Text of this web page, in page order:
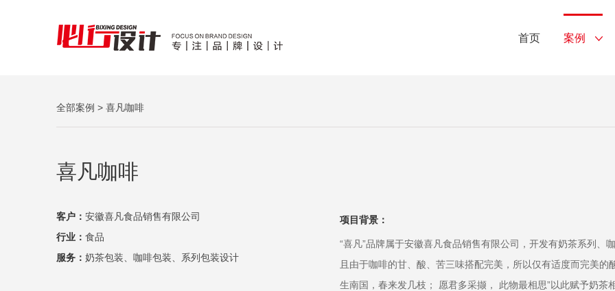
首页 案例
全部案例 > 喜凡咖啡
喜凡咖啡
客户： 安徽喜凡食品销售有限公司
行业： 食品
服务： 奶茶包装、咖啡包装、系列包装设计
项目背景：
“喜凡”品牌属于安徽喜凡食品销售有限公司，开发有奶茶系列
且由于咖啡的甘、酸、苦三味搭配完美，所以仅有适度而完美
生南国，春来发几枝； 愿君多采撷， 此物最相思”以此赋予奶